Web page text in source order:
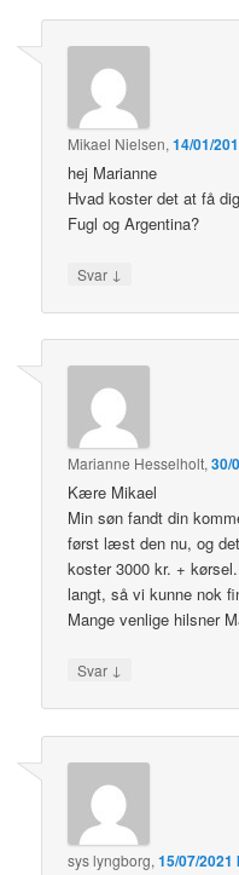
Mikael Nielsen,14/01/
hej Marianne
Hvad koster det at få
Fugl og Argentina?
Svar ↓
Marianne Hesselholt,30/
Kære Mikael
Min søn fandt din
først læst den nu, og
koster 3000 kr. +
langt, så vi kunne nok
Mange venlige hilsner
Svar ↓
sys lyngborg,15/07/2021